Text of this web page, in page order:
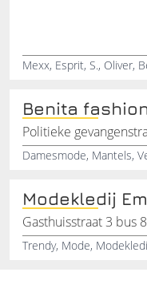
Mexx, Esprit, S., Oliver,
Benita
Politieke
Modekledij
Gasthuisstraat 3 bus
Trendy, Mode,